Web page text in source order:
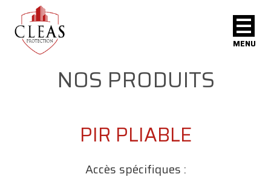
MENU
NOS PRODUITS
PIR PLIABLE
Accès spécifiques :